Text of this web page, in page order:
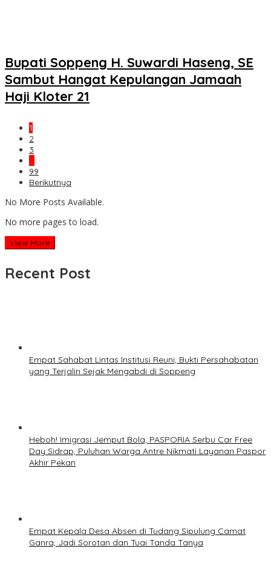
Bupati Soppeng H. Suwardi Haseng, SE
Sambut Hangat Kepulangan Jamaah
Haji Kloter 21
1
2
3
…
99
Berikutnya
No More Posts Available.
No more pages to load.
View More
Recent Post
Empat Sahabat Lintas Institusi Reuni, Bukti Persahabatan
yang Terjalin Sejak Mengabdi di Soppeng
Heboh! Imigrasi Jemput Bola, PASPORIA Serbu Car Free
Day Sidrap, Puluhan Warga Antre Nikmati Layanan Paspor
Akhir Pekan
Empat Kepala Desa Absen di Tudang Sipulung Camat
Ganra, Jadi Sorotan dan Tuai Tanda Tanya